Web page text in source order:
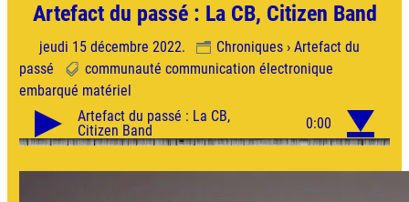
Artefact du passé : La CB, Citizen Band
jeudi 15 décembre 2022.
Chroniques › Artefact du
passé
communauté communication électronique
embarqué matériel